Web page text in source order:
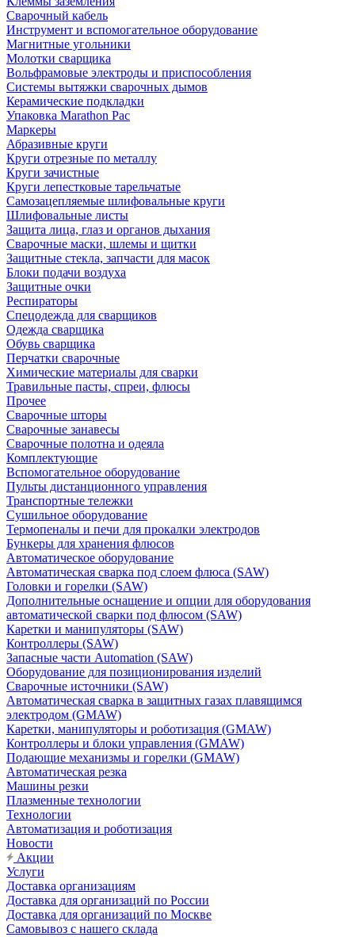
Сварочный кабель
Инструмент и вспомогательное оборудование
Магнитные угольники
Молотки сварщика
Вольфрамовые электроды и приспособления
Системы вытяжки сварочных дымов
Керамические подкладки
Упаковка Marathon Pac
Маркеры
Абразивные круги
Круги отрезные по металлу
Круги зачистные
Круги лепестковые тарельчатые
Самозацепляемые шлифовальные круги
Шлифовальные листы
Защита лица, глаз и органов дыхания
Сварочные маски, шлемы и щитки
Защитные стекла, запчасти для масок
Блоки подачи воздуха
Защитные очки
Респираторы
Спецодежда для сварщиков
Одежда сварщика
Обувь сварщика
Перчатки сварочные
Химические материалы для сварки
Травильные пасты, спреи, флюсы
Прочее
Сварочные шторы
Сварочные занавесы
Сварочные полотна и одеяла
Комплектующие
Вспомогательное оборудование
Пульты дистанционного управления
Транспортные тележки
Сушильное оборудование
Термопеналы и печи для прокалки электродов
Бункеры для хранения флюсов
Автоматическое оборудование
Автоматическая сварка под слоем флюса (SAW)
Головки и горелки (SAW)
Дополнительные оснащение и опции для оборудования
автоматической сварки под флюсом (SAW)
Каретки и манипуляторы (SAW)
Контроллеры (SAW)
Запасные части Automation (SAW)
Оборудование для позиционирования изделий
Сварочные источники (SAW)
Автоматическая сварка в защитных газах плавящимся
электродом (GMAW)
Каретки, манипуляторы и роботизация (GMAW)
Контроллеры и блоки управления (GMAW)
Подающие механизмы и горелки (GMAW)
Автоматическая резка
Машины резки
Плазменные технологии
Технологии
Автоматизация и роботизация
Новости
Акции
Услуги
Доставка организациям
Доставка для организаций по России
Доставка для организаций по Москве
Самовывоз с нашего склада